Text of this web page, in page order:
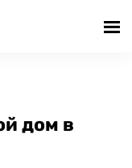
дом в